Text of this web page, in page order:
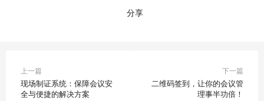
分享
上一篇
现场制证系统：保障会议安
全与便捷的解决方案
下一篇
二维码签到，让你的会议管
理事半功倍！